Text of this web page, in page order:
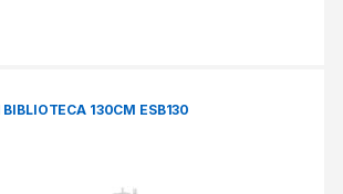
múltiples variantes. Las opciones se
BIBLIOTECA 130CM ESB130